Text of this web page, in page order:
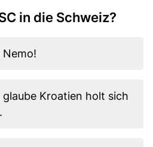
in die Schweiz?
glaube Kroatien holt sich